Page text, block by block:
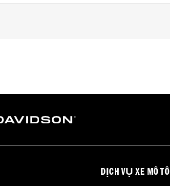
– Go towww.h-d.com/warranty
DỊCH VỤ XE MÔ TÔ